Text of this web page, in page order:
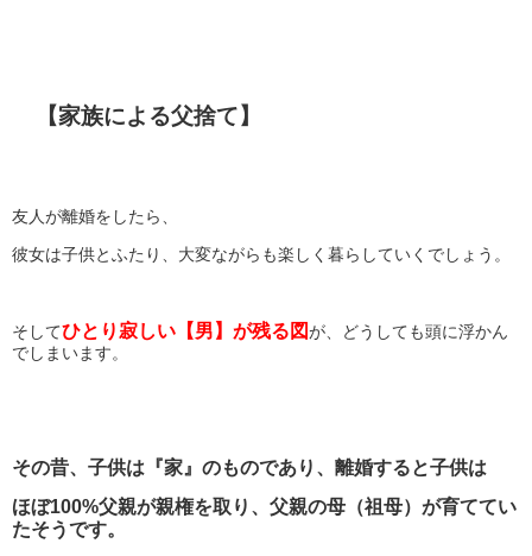
【家族による父捨て】
友人が離婚をしたら、
彼女は子供とふたり、大変ながらも楽しく暮らしていくでしょう。
そしてひとり寂しい【男】が残る図 が、どうしても頭に浮かん
でしまいます。
その昔、子供は『家』のものであり、離婚すると子供は
ほぼ100%父親が親権を取り、父親の母（祖母）が育ててい
たそうです。